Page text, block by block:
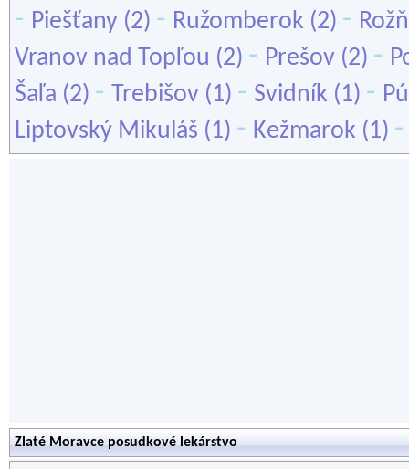
- Piešťany (2) - Ružomberok (2) -
Vranov nad Topľou (2) - Prešov (2) -
Šaľa (2) - Trebišov (1) - Svidník (1) -
Liptovský Mikuláš (1) - Kežmarok (1)
Zlaté Moravce posudkové lekárstvo